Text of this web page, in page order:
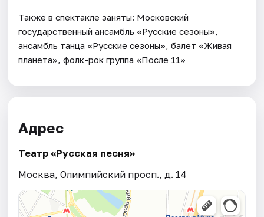
Также в спектакле заняты: Московский
государственный ансамбль «Русские сезоны»,
ансамбль танца «Русские сезоны», балет «Живая
планета», фолк-рок группа «После 11»
Адрес
Театр «Русская песня»
Москва, Олимпийский просп., д. 14